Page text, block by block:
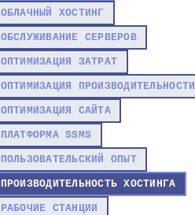
ОБЛАЧНЫЙ ХОСТИНГ
ОБСЛУЖИВАНИЕ СЕРВЕРОВ
ОПТИМИЗАЦИЯ ЗАТРАТ
ОПТИМИЗАЦИЯ ПРОИЗВОДИТЕЛЬНОСТИ
ОПТИМИЗАЦИЯ САЙТА
ПЛАТФОРМА SSMS
ПОЛЬЗОВАТЕЛЬСКИЙ ОПЫТ
ПРОИЗВОДИТЕЛЬНОСТЬ ХОСТИНГА
РАБОЧИЕ СТАНЦИИ